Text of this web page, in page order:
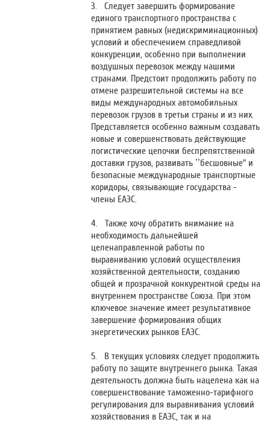
3. Следует завершить формирование
единого транспортного пространства с
принятием равных (недискриминационных)
условий и обеспечением справедливой
конкуренции, особенно при выполнении
воздушных перевозок между нашими
странами. Предстоит продолжить работу по
отмене разрешительной системы на все
виды международных автомобильных
перевозок грузов в третьи страны и из них.
Представляется особенно важным создавать
новые и совершенствовать действующие
логистические цепочки беспрепятственной
доставки грузов, развивать ’’бесшовные" и
безопасные международные транспортные
коридоры, связывающие государства -
члены ЕАЭС.
4. Также хочу обратить внимание на
необходимость дальнейшей
целенаправленной работы по
выравниванию условий осуществления
хозяйственной деятельности, созданию
общей и прозрачной конкурентной среды на
внутреннем пространстве Союза. При этом
ключевое значение имеет результативное
завершение формирования общих
энергетических рынков ЕАЭС.
5. В текущих условиях следует продолжить
работу по защите внутреннего рынка. Такая
деятельность должна быть нацелена как на
совершенствование таможенно-тарифного
регулирования для выравнивания условий
хозяйствования в ЕАЭС, так и на